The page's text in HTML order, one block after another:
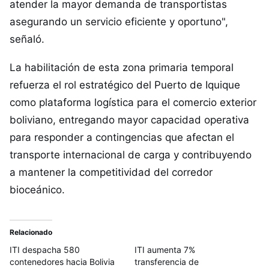
atender la mayor demanda de transportistas
asegurando un servicio eficiente y oportuno",
señaló.
La habilitación de esta zona primaria temporal
refuerza el rol estratégico del Puerto de Iquique
como plataforma logística para el comercio exterior
boliviano, entregando mayor capacidad operativa
para responder a contingencias que afectan el
transporte internacional de carga y contribuyendo
a mantener la competitividad del corredor
bioceánico.
Relacionado
ITI despacha 580
contenedores hacia Bolivia
ITI aumenta 7%
transferencia de